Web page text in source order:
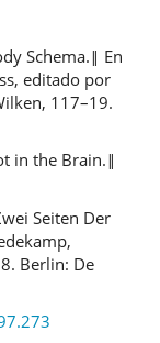
Schema.‖ En
editado por
117–19.
in the Brain.‖
Seiten Der
Berlin: De